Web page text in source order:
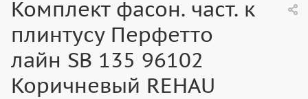
Комплект фасон. част. к
плинтусу Перфетто
лайн SB 135 96102
Коричневый REHAU